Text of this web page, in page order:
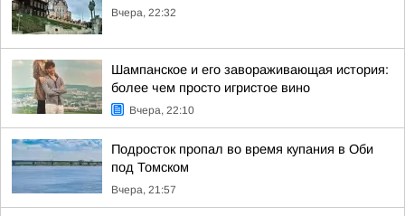
Вчера, 22:32
Шампанское и его завораживающая история:
более чем просто игристое вино
Вчера, 22:10
Подросток пропал во время купания в Оби
под Томском
Вчера, 21:57